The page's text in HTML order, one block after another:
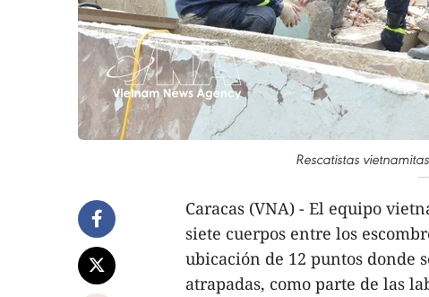
Rescatistas
Caracas (VNA) - El equipo
siete cuerpos entre los
ubicación de 12 puntos donde
atrapadas, como parte de las